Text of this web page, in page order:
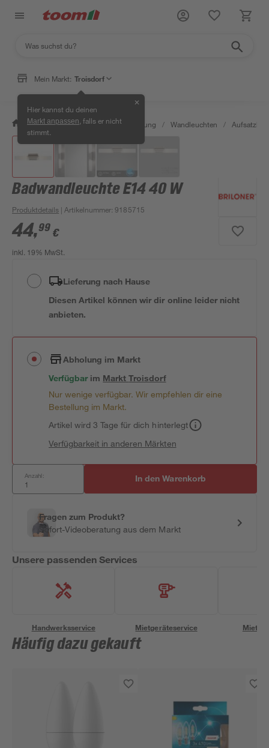
Mein Markt: Troisdorf
Hier kannst du deinen
Markt anpassen , falls er nicht
stimmt.
✕
/ Wohnen & Haushalt / Beleuchtung / Wandleuchten /
Badwandleuchte E14 40 W
Produktdetails | Artikelnummer:9185715
44,99 €
inkl. 19% MwSt.
Lieferung nach Hause
Diesen Artikel können wir dir online leider nicht
anbieten.
Abholung im Markt
Verfügbar im MarktTroisdorf
Nur wenige verfügbar. Wir empfehlen dir eine
Bestellung im Markt.
Artikel wird 3 Tage für dich hinterlegt
Verfügbarkeit in anderen Märkten
Anzahl: In den Warenkorb
Fragen zum Produkt?
Sofort-Videoberatung aus dem Markt
Unsere passenden Services
Handwerksservice Mietgeräteservice
Häufig dazu gekauft